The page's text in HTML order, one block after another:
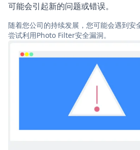
可能会引起新的问题或错误。
随着您公司的持续发展，您可能会遇到安
尝试利用Photo Filter安全漏洞。